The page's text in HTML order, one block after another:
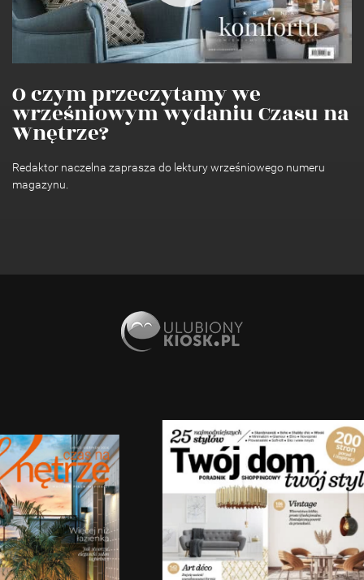
O czym przeczytamy we
wrześniowym wydaniu Czasu na
Wnętrze?
Redaktor naczelna zaprasza do lektury wrześniowego numeru
magazynu.